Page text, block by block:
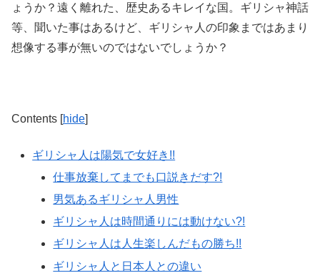
ょうか？遠く離れた、歴史あるキレイな国。ギリシャ神話
等、聞いた事はあるけど、ギリシャ人の印象まではあまり
想像する事が無いのではないでしょうか？
Contents [hide]
ギリシャ人は陽気で女好き!!
仕事放棄してまでも口説きだす?!
男気あるギリシャ人男性
ギリシャ人は時間通りには動けない?!
ギリシャ人は人生楽しんだもの勝ち!!
ギリシャ人と日本人との違い